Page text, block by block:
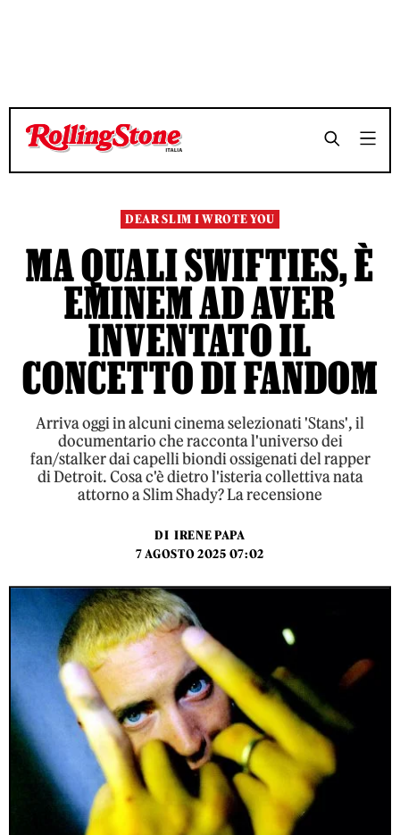
TEMPO DI LETTURA 7 MINUTI SHARE
TEMPO DI LETTURA 7 MINUTI SHARE
DEAR SLIM I WROTE YOU
MA QUALI SWIFTIES, È
EMINEM AD AVER
INVENTATO IL
CONCETTO DI FANDOM
Arriva oggi in alcuni cinema selezionati 'Stans', il
documentario che racconta l'universo dei
fan/stalker dai capelli biondi ossigenati del rapper
di Detroit. Cosa c'è dietro l'isteria collettiva nata
attorno a Slim Shady? La recensione
DI IRENE PAPA
7 AGOSTO 2025 07:02